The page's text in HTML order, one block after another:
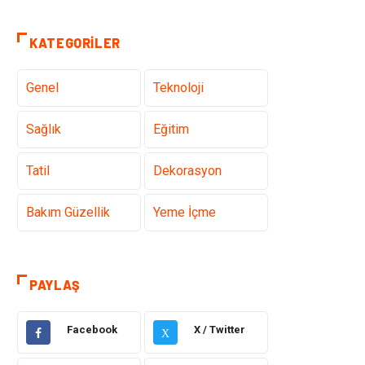
KATEGORILER
Genel Teknoloji
Sağlık Eğitim
Tatil Dekorasyon
Bakım Güzellik Yeme İçme
Bilgisayar &
PAYLAŞ
Facebook X X / Twitter